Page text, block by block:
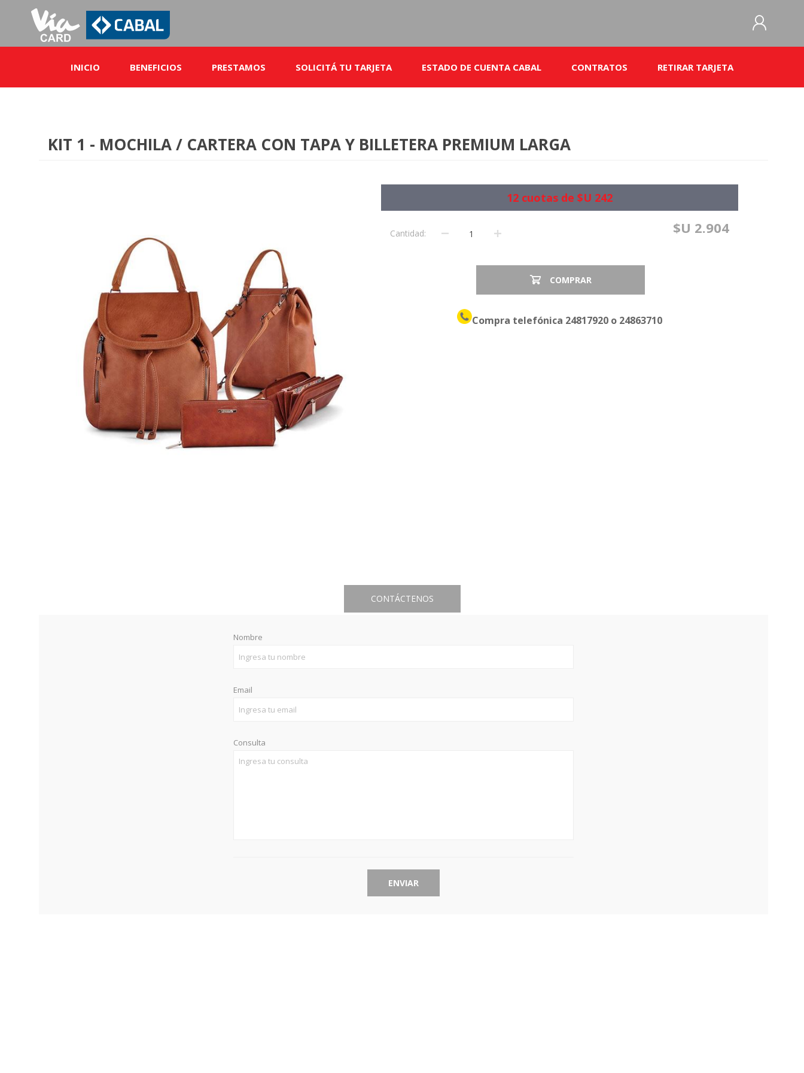
REGISTRO
INICIO BENEFICIOS PRESTAMOS SOLICITÁ TU TARJETA ESTADO DE CUENTA CABAL CONTRATOS
Nada
Cartilla de Costos Fast Cred
Anexo Contrato
RETIRAR TARJETA
KIT 1 - MOCHILA / CARTERA CON TAPA Y BILLETERA PREMIUM LARGA
12 cuotas de $U 242
$U 2.904
Cantidad:
COMPRAR
Compra telefónica 24817920o24863710
CONTÁCTENOS
Nombre
Email
Consulta